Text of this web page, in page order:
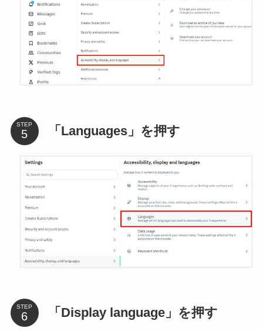
STEP 「Languages」を押す
STEP 「Display language」を押す